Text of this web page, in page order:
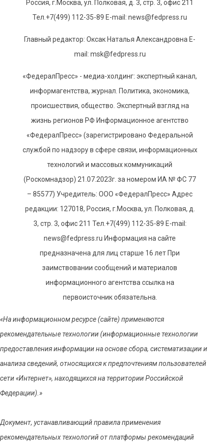
Россия, г.Москва, ул. Полковая, д. 3, стр. 3, офис 211
Тел.+7(499) 112-35-89 E-mail: news@fedpress.ru
Главный редактор: Оксак Наталья Александровна E-
mail: msk@fedpress.ru
«ФедералПресс» - медиа-холдинг: экспертный канал,
информагентства, журнал. Политика, экономика,
происшествия, общество. Экспертный взгляд на
жизнь регионов РФ Информационное агентство
«ФедералПресс» (зарегистрировано Федеральной
службой по надзору в сфере связи, информационных
технологий и массовых коммуникаций
(Роскомнадзор) 21.07.2023г. за номером ИА № ФС 77
– 85577) Учредитель: ООО «ФедералПресс» Адрес
редакции: 127018, Россия, г.Москва, ул. Полковая, д.
3, стр. 3, офис 211 Тел.+7(499) 112-35-89 E-mail:
news@fedpress.ru Информация на сайте
предназначена для лиц старше 16 лет При
заимствовании сообщений и материалов
информационного агентства ссылка на
первоисточник обязательна.
«На информационном ресурсе (сайте) применяются
рекомендательные технологии (информационные технологии
предоставления информации на основе сбора, систематизации и
анализа сведений, относящихся к предпочтениям пользователей
сети «Интернет», находящихся на территории Российской
Федерации).»
Документ, устанавливающий правила применения
рекомендательных технологий от платформы рекомендаций